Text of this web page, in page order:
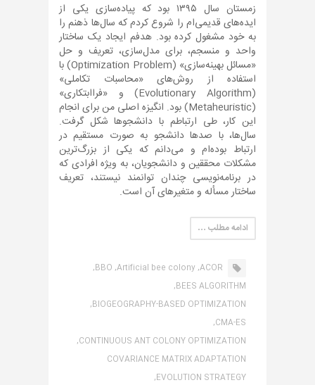
زمستان سال ۱۳۹۵ بود که پیاده‌سازی یکی از
ایده‌های قدیمی‌ام را شروع کردم که سال‌ها ذهنم را
به خود مشغول کرده بود. هدفم ایجاد یک ساختار
واحد و منسجم، برای مدل‌سازی، تعریف و حل
«مسائل بهینه‌سازی» (Optimization Problem) با
استفاده از روش‌های «محاسبات تکاملی»
(Evolutionary Algorithm) و «فراابتکاری»
(Metaheuristic) بود. انگیزه اصلی من برای انجام
این کار، طی ارتباطم با دانشجوها شکل گرفت.
سال‌ها، با صدها دانشجو به صورت مستقیم در
ارتباط بوده‌ام و می‌دانم که یکی از بزرگ‌ترین
مشکلات محققین و دانشجویان، به ویژه افرادی که
در برنامه‌نویسی چندان توانمند نیستند، تعریف
ساختار مسأله و متغیرهای آن است.
ادامه مطلب …
ACOR,
Artificial bee colony,
BBO,
BEES ALGORITHM,
BIOGEOGRAPHY-BASED OPTIMIZATION,
CMA-ES,
CONTINUOUS ANT COLONY OPTIMIZATION,
COVARIANCE MATRIX ADAPTATION
EVOLUTION STRATEGY,